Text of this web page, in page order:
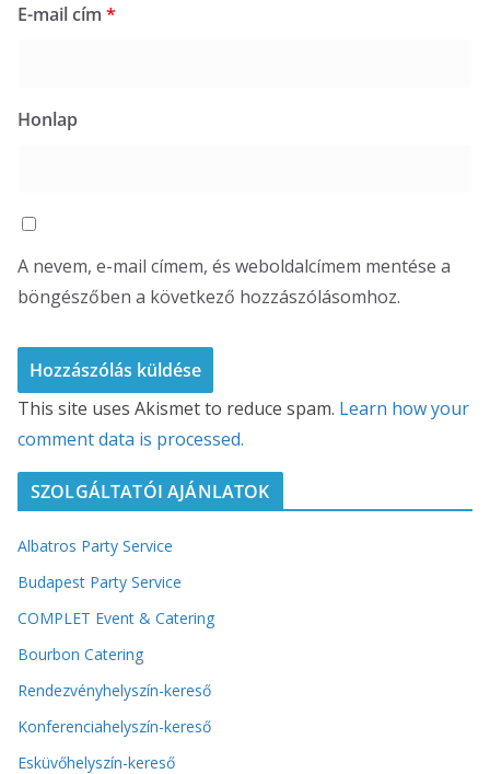
E-mail cím *
Honlap
A nevem, e-mail címem, és weboldalcímem mentése a
böngészőben a következő hozzászólásomhoz.
This site uses Akismet to reduce spam. Learn how your
comment data is processed.
SZOLGÁLTATÓI AJÁNLATOK
Albatros Party Service
Budapest Party Service
COMPLET Event & Catering
Bourbon Catering
Rendezvényhelyszín-kereső
Konferenciahelyszín-kereső
Esküvőhelyszín-kereső